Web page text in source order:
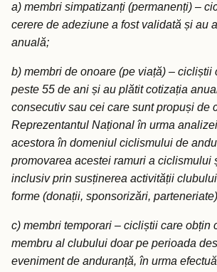
a) membri simpatizanți (permanenți) –
cerere de adeziune a fost validată și au
anuală;
b) membri de onoare (pe viață) – cicliștii
peste 55 de ani și au plătit cotizația
consecutiv sau cei care sunt propuși de
Reprezentantul Național în urma
acestora în domeniul ciclismului de
promovarea acestei ramuri a ciclismului
inclusiv prin susținerea activității
forme (donații, sponsorizări,
c) membri temporari – cicliștii care obțin
membru al clubului doar pe perioada
eveniment de anduranță, în urma